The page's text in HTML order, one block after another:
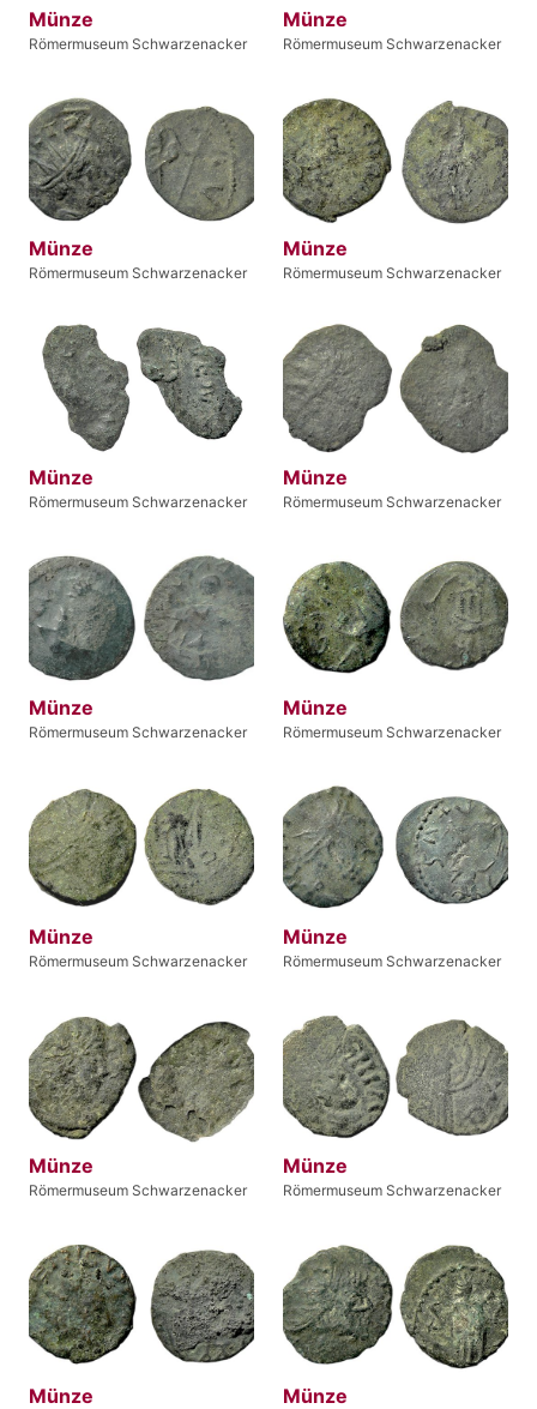
Münze
Römermuseum Schwarzenacker
Münze
Römermuseum Schwarzenacker
Münze
Römermuseum Schwarzenacker
Münze
Römermuseum Schwarzenacker
Münze
Römermuseum Schwarzenacker
Münze
Römermuseum Schwarzenacker
Münze
Römermuseum Schwarzenacker
Münze
Römermuseum Schwarzenacker
Münze
Römermuseum Schwarzenacker
Münze
Römermuseum Schwarzenacker
Münze
Römermuseum Schwarzenacker
Münze
Römermuseum Schwarzenacker
Münze Münze